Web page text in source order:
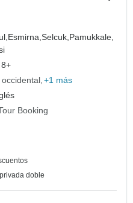
Esmirna,Selcuk, Pamukkale,
+1 más
Booking
doble